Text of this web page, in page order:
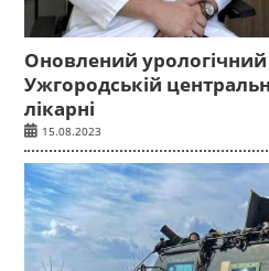
Оновлений урологічний
Ужгородській
лікарні
15.08.2023